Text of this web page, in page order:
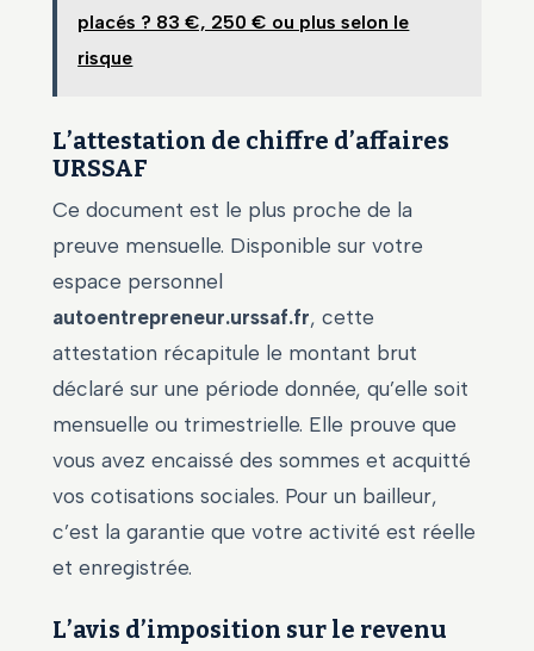
placés ? 83 €, 250 € ou plus selon le
risque
L’attestation de chiffre d’affaires
URSSAF
Ce document est le plus proche de la
preuve mensuelle. Disponible sur votre
espace personnel
autoentrepreneur.urssaf.fr, cette
attestation récapitule le montant brut
déclaré sur une période donnée, qu’elle soit
mensuelle ou trimestrielle. Elle prouve que
vous avez encaissé des sommes et acquitté
vos cotisations sociales. Pour un bailleur,
c’est la garantie que votre activité est réelle
et enregistrée.
L’avis d’imposition sur le revenu